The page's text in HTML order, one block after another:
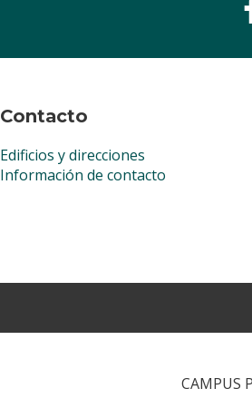
Contacto
Edificios y direcciones
Información de contacto
CAMPUS